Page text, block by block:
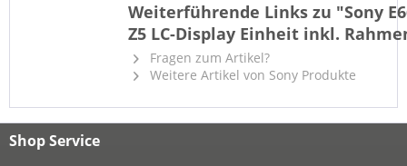
Weiterführende Links zu "Sony
Z5 LC-Display Einheit inkl.
Fragen zum Artikel?
Weitere Artikel von Sony Produkte
Shop Service